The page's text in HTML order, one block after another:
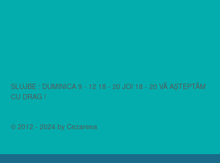
SLUJBE : DUMINICA 9 - 12 18 - 20 JOI 18 - 20 VĂ AȘTEPTĂM
CU DRAG !
© 2012 - 2024 by Cezareea